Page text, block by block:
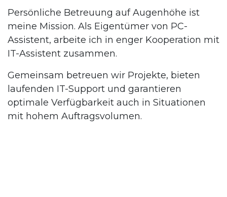
Persönliche Betreuung auf Augenhöhe ist
meine Mission. Als Eigentümer von PC-
Assistent, arbeite ich in enger Kooperation mit
IT-Assistent zusammen.
Gemeinsam betreuen wir Projekte, bieten
laufenden IT-Support und garantieren
optimale Verfügbarkeit auch in Situationen
mit hohem Auftragsvolumen.